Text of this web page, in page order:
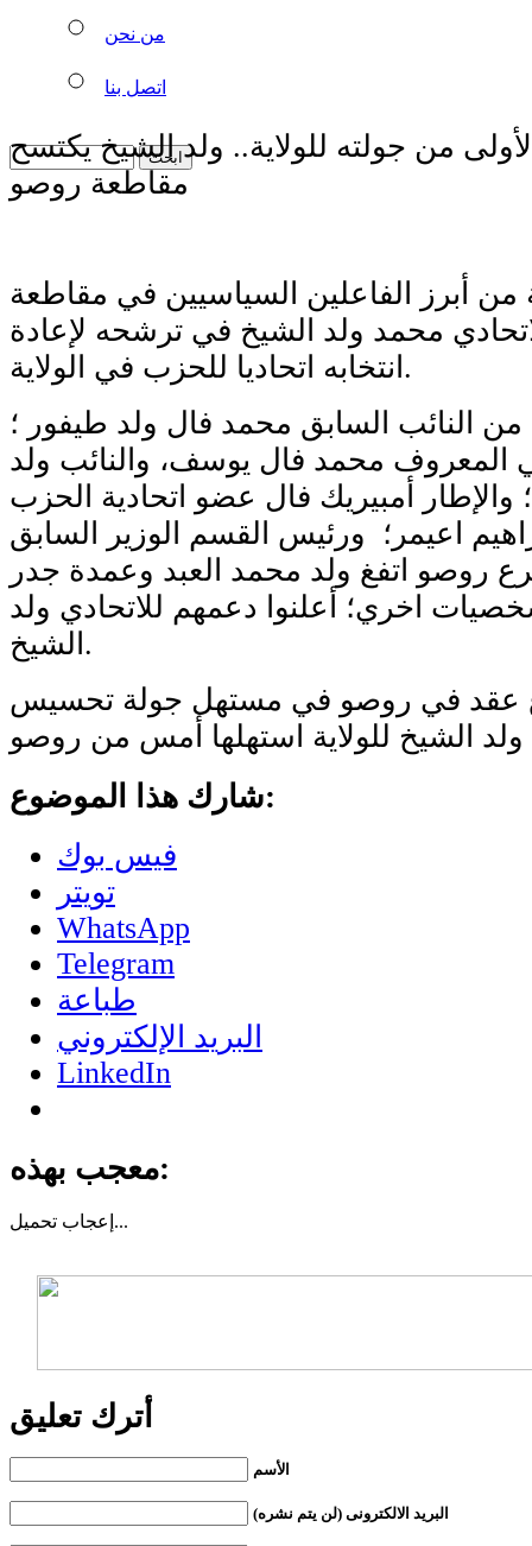
من نحن
اتصل بنا
من جولته للولاية.. ولد الشيخ يكتسح
مقاطعة روصو
أبرز الفاعلين السياسيين في مقاطعة
محمد ولد الشيخ في ترشحه لإعادة
انتخابه اتحاديا للحزب في الولاية.
النائب السابق محمد فال ولد طيفور ؛
المعروف محمد فال يوسف، والنائب ولد
والإطار أمبيريك فال عضو اتحادية الحزب
اعيمر؛ ورئيس القسم الوزير السابق
روصو اتفغ ولد محمد العبد وعمدة جدر
اخري؛ أعلنوا دعمهم للاتحادي ولد
الشيخ.
عقد في روصو في مستهل جولة تحسيس
شارك هذا الموضوع:
فيس بوك
تويتر
WhatsApp
Telegram
طباعة
البريد الإلكتروني
LinkedIn
معجب بهذه:
إعجاب تحميل...
أترك تعليق
الأسم
البريد الالكترونى (لن يتم نشره)